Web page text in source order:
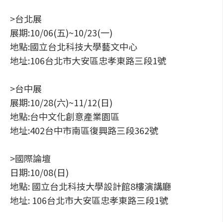
>台北展
展期:10/06(五)~10/23(一)
地點:國立台北科技大學藝文中心
地址:106台北市大安區忠孝東路三段1號
>台中展
展期:10/28(六)~11/12(日)
地點:台中文化創意產業園區
地址:402台中市南區復興路三段362號
>國際論壇
日期:10/08(日)
地點: 國立台北科技大學設計館8樓演講廳
地址: 106台北市大安區忠孝東路三段1號